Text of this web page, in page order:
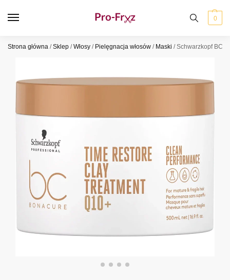
0
Strona główna /Sklep /Włosy / Pielęgnacja włosów / Maski /Schwarzkopf BC